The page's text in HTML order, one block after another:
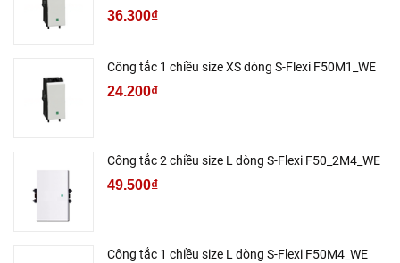
36.300₫
Công tắc 1 chiều size XS dòng S-Flexi F50M1_WE
24.200₫
Công tắc 2 chiều size L dòng S-Flexi F50_2M4_WE
49.500₫
Công tắc 1 chiều size L dòng S-Flexi F50M4_WE